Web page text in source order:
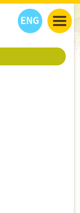
ENG
丫丫部落格
親子日曆